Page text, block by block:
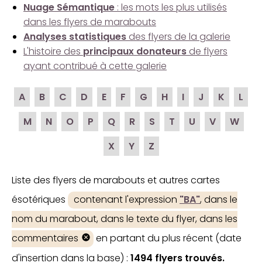
Nuage Sémantique : les mots les plus utilisés
dans les flyers de marabouts
Analyses statistiques des flyers de la galerie
L'histoire des principaux donateurs de flyers
ayant contribué à cette galerie
A B C D E F G H I J K
L
M
N O P Q R S T U V
W
X
Y Z
Liste des flyers de marabouts et autres cartes
ésotériques
contenant l'expression "BA", dans le
nom du marabout, dans le texte du flyer, dans les
commentaires
en partant du plus récent (date
d'insertion dans la base) : 1494 flyers trouvés.